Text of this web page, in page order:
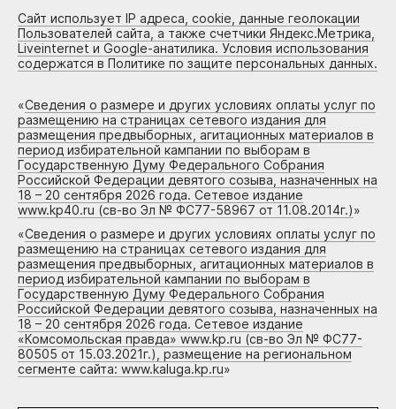
Сайт использует IP адреса, cookie, данные геолокации
Пользователей сайта, а также счетчики Яндекс.Метрика,
Liveinternet и Google-анатилика. Условия использования
содержатся в Политике по защите персональных данных.
«Сведения о размере и других условиях оплаты услуг по
размещению на страницах сетевого издания для
размещения предвыборных, агитационных материалов в
период избирательной кампании по выборам в
Государственную Думу Федерального Собрания
Российской Федерации девятого созыва, назначенных на
18 – 20 сентября 2026 года. Сетевое издание
www.kp40.ru (св-во Эл № ФС77-58967 от 11.08.2014г.)»
«Сведения о размере и других условиях оплаты услуг по
размещению на страницах сетевого издания для
размещения предвыборных, агитационных материалов в
период избирательной кампании по выборам в
Государственную Думу Федерального Собрания
Российской Федерации девятого созыва, назначенных на
18 – 20 сентября 2026 года. Сетевое издание
«Комсомольская правда» www.kp.ru (св-во Эл № ФС77-
80505 от 15.03.2021г.), размещение на региональном
сегменте сайта: www.kaluga.kp.ru»